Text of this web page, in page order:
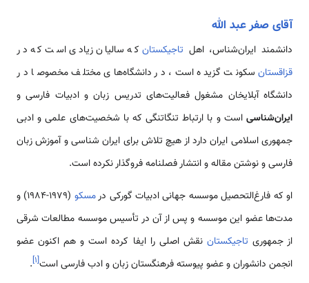
آقای صفر عبد الله
دانشمند ایران‌شناس، اهل تاجیکستان که سالیان زیادی است که در
قزاقستان سکونت گزیده است، در دانشگاه‌های مختلف مخصوصا در
دانشگاه آبلایخان مشغول فعالیت‌های تدریس زبان و ادبیات فارسی و
ایران‌شناسی است و با ارتباط تنگاتنگی که با شخصیت‌های علمی و ادبی
جمهوری اسلامی ایران دارد از هیچ تلاش برای ایران شناسی و آموزش زبان
فارسی و نوشتن مقاله و انتشار فصلنامه فروگذار نکرده است.
او که فارغ‌التحصیل موسسه جهانی ادبیات گورکی درمسکو
(۱۹۷۹-۱۹۸۴) و
مدت‌ها عضو این موسسه و پس از آن در تأسیس موسسه مطالعات شرقی
از جمهوری تاجیکستان نقش اصلی را ایفا کرده است و هم اکنون عضو
انجمن دانشوران و عضو پیوسته فرهنگستان زبان و ادب فارسی است[۱]
.